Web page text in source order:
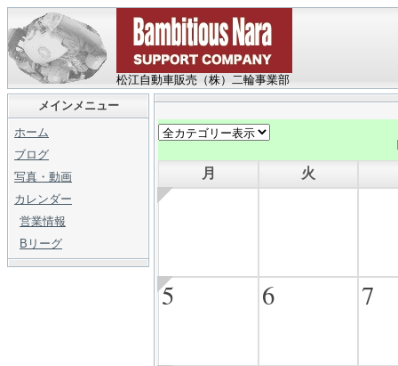
松江自動車販売（株）二輪事業部
メインメニュー
ホーム
ブログ
写真・動画
カレンダー
営業情報
Bリーグ
月 火
5 6 7